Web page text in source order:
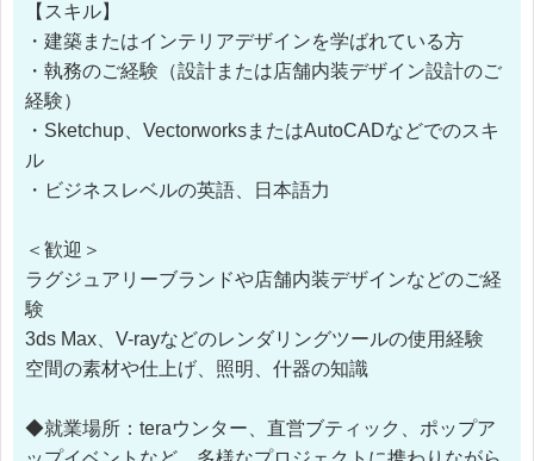
【スキル】
・建築またはインテリアデザインを学ばれている方
・執務のご経験（設計または店舗内装デザイン設計のご
経験）
・Sketchup、VectorworksまたはAutoCADなどでのスキ
ル
・ビジネスレベルの英語、日本語力
＜歓迎＞
ラグジュアリーブランドや店舗内装デザインなどのご経
験
3ds Max、V-rayなどのレンダリングツールの使用経験
空間の素材や仕上げ、照明、什器の知識
◆就業場所：teraウンター、直営ブティック、ポップア